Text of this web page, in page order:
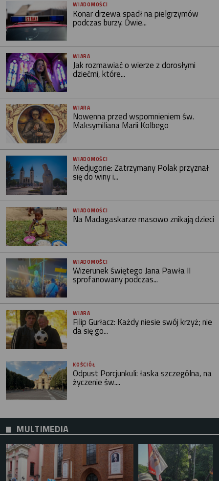
WIADOMOŚCI
Konar drzewa spadł na pielgrzymów
podczas burzy. Dwie...
WIARA
Jak rozmawiać o wierze z dorosłymi
dziećmi, które...
WIARA
Nowenna przed wspomnieniem św.
Maksymiliana Marii Kolbego
WIADOMOŚCI
Medjugorie: Zatrzymany Polak przyznał
się do winy i...
WIADOMOŚCI
Na Madagaskarze masowo znikają dzieci
WIADOMOŚCI
Wizerunek świętego Jana Pawła II
sprofanowany podczas...
WIARA
Filip Gurłacz: Każdy niesie swój krzyż; nie
da się go...
KOŚCIÓŁ
Odpust Porcjunkuli: łaska szczególna, na
życzenie św....
MULTIMEDIA